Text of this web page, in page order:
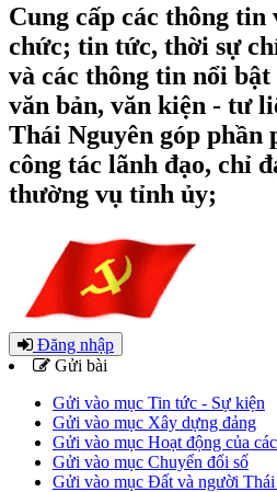
Cung cấp các thông tin
chức; tin tức, thời sự
và các thông tin nổi
văn bản, văn kiện - tư
Thái Nguyên góp phần
công tác lãnh đạo, chỉ
thường vụ tỉnh ủy;
Đăng nhập
Gửi bài
Gửi vào mục Tin tức - Sự kiện
Gửi vào mục Xây dựng đảng
Gửi vào mục Hoạt động của
Gửi vào mục Chuyển đổi số
Gửi vào mục Đất và người